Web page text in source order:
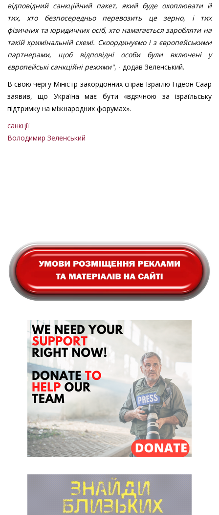
відповідний санкційний пакет, який буде охоплювати й
тих, хто безпосередньо перевозить це зерно, і тих
фізичних та юридичних осіб, хто намагається заробляти на
такій кримінальній схемі. Скоординуємо і з європейськими
партнерами, щоб відповідні особи були включені у
європейські санкційні режими", - додав Зеленський.
В свою чергу Міністр закордонних справ Ізраїлю Гідеон Саар
заявив, що Україна має бути «вдячною за ізраїльську
підтримку на міжнародних форумах».
санкції
Володимир Зеленський